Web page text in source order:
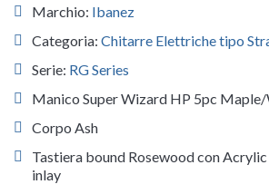
Marchio: Ibanez
Categoria: Chitarre Elettriche tipo
Serie: RG Series
Manico Super Wizard HP 5pc
Corpo Ash
Tastiera bound Rosewood con
inlay